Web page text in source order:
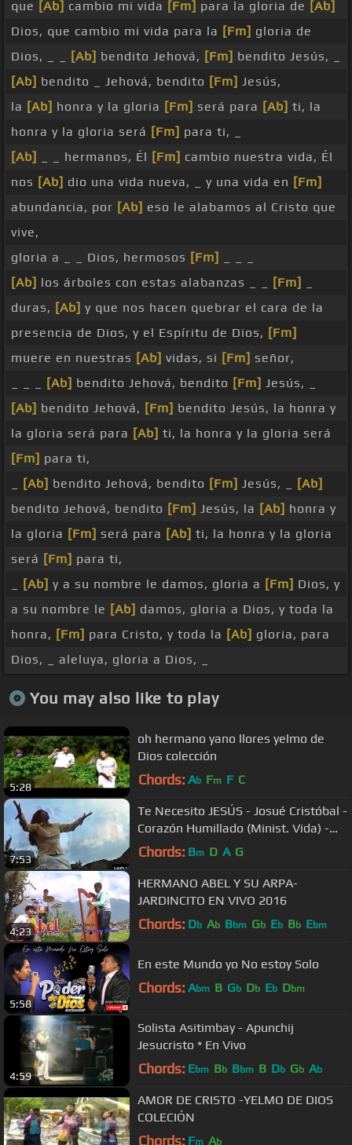
que [Ab] cambio mi vida [Fm] para la gloria de [Ab]
Dios, que cambio mi vida para la [Fm] gloria de
Dios, _ _
[Ab] bendito Jehová, [Fm] bendito Jesús, _
[Ab] bendito _ Jehová, bendito [Fm] Jesús,
la [Ab] honra y la gloria [Fm] será para [Ab] ti, la
honra y la gloria será [Fm] para ti, _
[Ab]
_ _ hermanos, Él [Fm] cambio nuestra vida, Él
nos [Ab] dio una vida nueva, _ y una vida en [Fm]
abundancia, por [Ab] eso le alabamos al Cristo que
vive,
gloria a _ _ Dios, hermosos [Fm]
[Ab] los árboles con estas alabanzas _ _ [Fm]
duras, [Ab] y que nos hacen quebrar el cara de la
presencia de Dios, y el Espíritu de Dios, [Fm]
muere en nuestras [Ab] vidas, si [Fm] señor,
[Ab] bendito Jehová, bendito [Fm] Jesús, _
[Ab] bendito Jehová, [Fm] bendito Jesús, la honra y
la gloria será para [Ab] ti, la honra y la gloria será
[Fm] para ti,
[Ab] bendito Jehová, bendito [Fm] Jesús, _
[Ab]
bendito Jehová, bendito [Fm] Jesús, la [Ab] honra y
la gloria [Fm] será para [Ab] ti, la honra y la gloria
será [Fm] para ti,
[Ab] y a su nombre le damos, gloria a [Fm] Dios, y
a su nombre le [Ab] damos, gloria a Dios, y toda la
honra, [Fm] para Cristo, y toda la [Ab] gloria, para
Dios, _ aleluya, gloria a Dios, _
You may also like to play
5:28
oh hermano yano llores yelmo de
Dios colección
Chords: Ab Fm F C
7:53
Te Necesito JESÚS - Josué Cristóbal -
Corazón Humillado (Minist. Vida) -
Vol. 10 𝐎𝐫𝐢𝐠𝐢𝐧𝐚𝐥 𝐲 𝐎𝐟𝐢𝐜𝐢𝐚𝐥
Chords: Bm D A G
4:23
HERMANO ABEL Y SU ARPA-
JARDINCITO EN VIVO 2016
Chords: Db Ab Bbm Gb Eb Bb Ebm
5:58
En este Mundo yo No estoy Solo
Chords: Abm B Gb Db Eb Dbm
4:59
Solista Asitimbay - Apunchij
Jesucristo * En Vivo
Chords: Ebm Bb Bbm B Db Gb Ab
AMOR DE CRISTO -YELMO DE DIOS
COLECIÓN
Chords: Fm Ab